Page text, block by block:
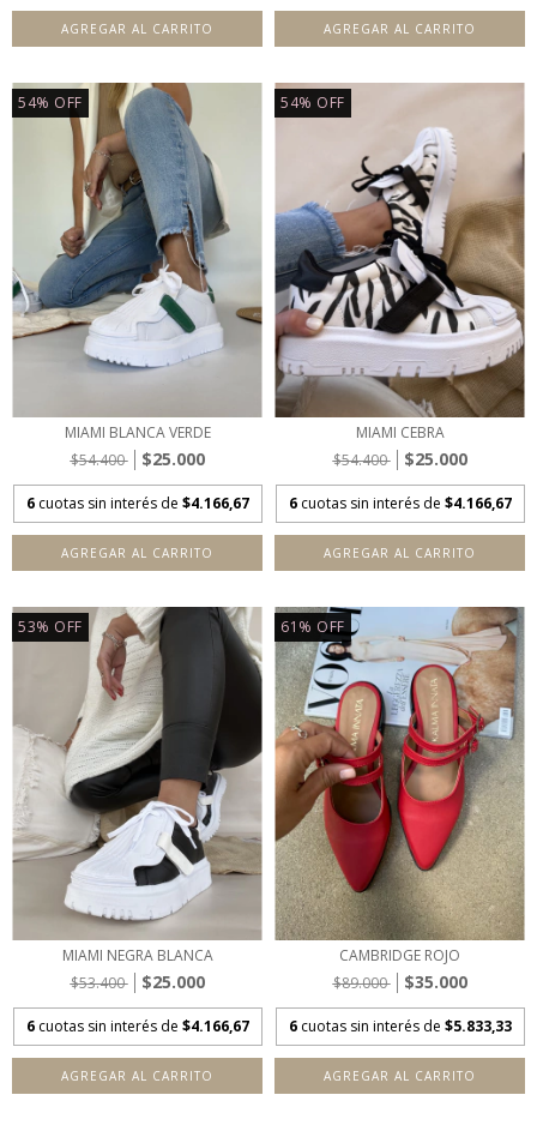
AGREGAR AL CARRITO AGREGAR AL CARRITO
54% OFF
MIAMI BLANCA VERDE
$54.400
$25.000
6 cuotas sin interés de $4.166,67
AGREGAR AL CARRITO
54% OFF
MIAMI CEBRA
$54.400
$25.000
6 cuotas sin interés de $4.166,67
AGREGAR AL CARRITO
53% OFF
MIAMI NEGRA BLANCA
$53.400
$25.000
6 cuotas sin interés de $4.166,67
AGREGAR AL CARRITO
61 % OFF
CAMBRIDGE ROJO
$89.000
$35.000
6 cuotas sin interés de $5.833,33
AGREGAR AL CARRITO